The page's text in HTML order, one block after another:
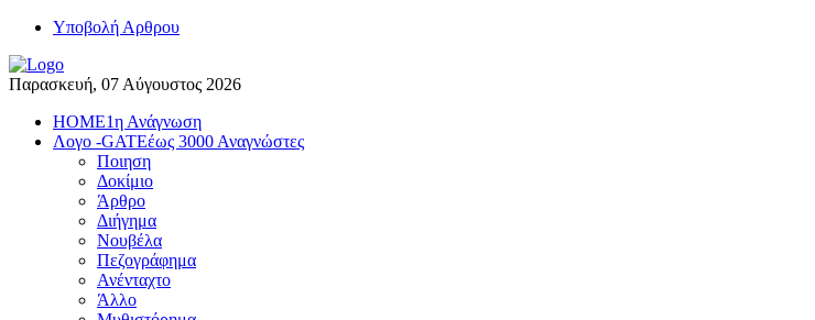
Yποβολή Αρθρου
Παρασκευή, 07 Αύγουστος 2026
HOME1η Ανάγνωση
Λογο -GATEέως 3000 Αναγνώστες
Ποιηση
Δοκίμιο
Άρθρο
Διήγημα
Νουβέλα
Πεζογράφημα
Ανένταχτο
Άλλο